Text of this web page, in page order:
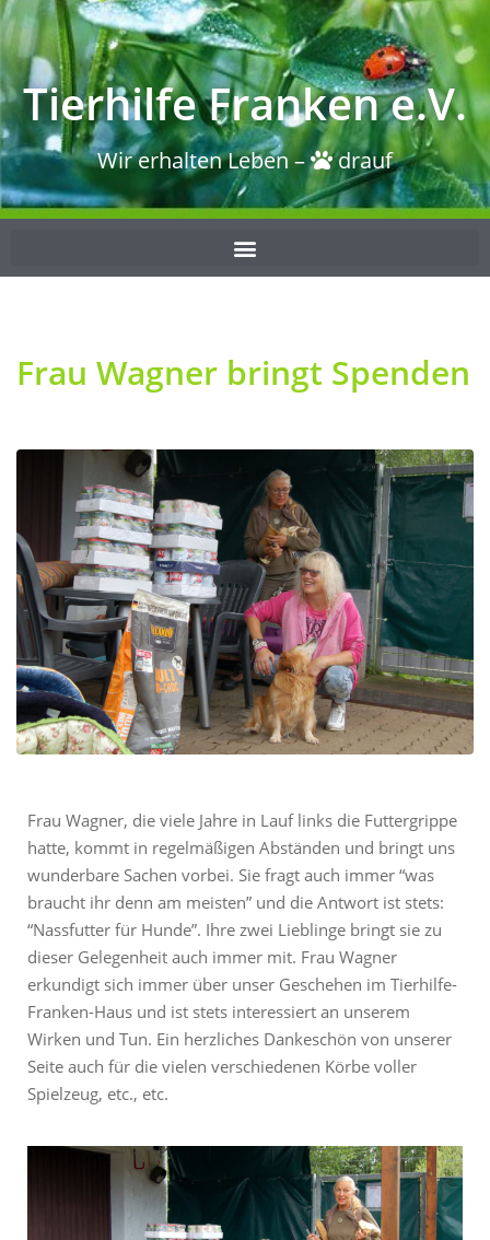
Tierhilfe Franken e.V.
Wir erhalten Leben – drauf
Frau Wagner bringt Spenden
Frau Wagner, die viele Jahre in Lauf links die Futtergrippe
hatte, kommt in regelmäßigen Abständen und bringt uns
wunderbare Sachen vorbei. Sie fragt auch immer “was
braucht ihr denn am meisten” und die Antwort ist stets:
“Nassfutter für Hunde”. Ihre zwei Lieblinge bringt sie zu
dieser Gelegenheit auch immer mit. Frau Wagner
erkundigt sich immer über unser Geschehen im Tierhilfe-
Franken-Haus und ist stets interessiert an unserem
Wirken und Tun. Ein herzliches Dankeschön von unserer
Seite auch für die vielen verschiedenen Körbe voller
Spielzeug, etc., etc.